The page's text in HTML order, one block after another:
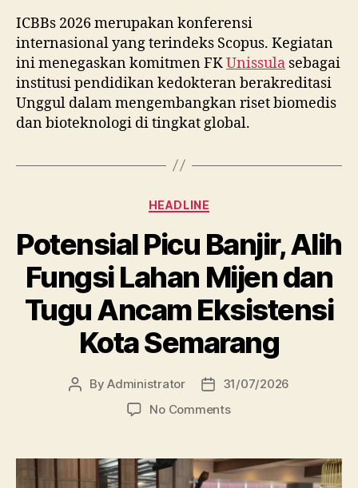
ICBBs 2026 merupakan konferensi
internasional yang terindeks Scopus. Kegiatan
ini menegaskan komitmen FKUnissula sebagai
institusi pendidikan kedokteran berakreditasi
Unggul dalam mengembangkan riset biomedis
dan bioteknologi di tingkat global.
Categories
HEADLINE
Potensial Picu Banjir, Alih
Fungsi Lahan Mijen dan
Tugu Ancam Eksistensi
Kota Semarang
PostByAdministrator
Post
date
31/07/2026
No Commentson
Banjir,
Alih